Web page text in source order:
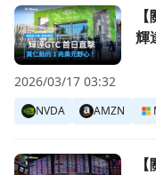
前往【關鍵趨勢】黃
輝
NVDA AMZN
2026/03/17 03:32
前往【關鍵趨勢】恐